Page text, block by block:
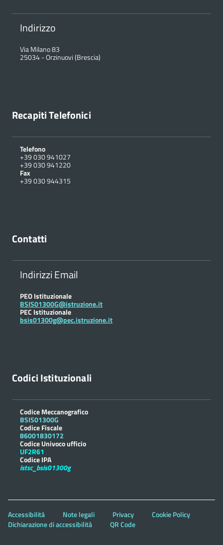
Indirizzo
Via Milano 83
25034-Orzinuovi (Brescia)
Recapiti Telefonici
Telefono
+39 030 941027
+39 030 941220
Fax
+39 030 944315
Contatti
Indirizzi Email
PEO Istituzionale
BSIS01300G@istruzione.it
PEC Istituzionale
bsis01300g@pec.istruzione.it
Codici Istituzionali
Codice Meccanografico
BSIS01300G
Codice Fiscale
86001830172
Codice Univoco ufficio
UF2R61
Codice IPA
istsc_bsis01300g
Accessibilità Note legali Privacy
Cookie Policy
Dichiarazione di accessibilità
QR Code